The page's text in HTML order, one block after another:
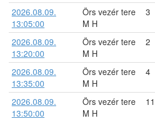
2026.08.09.
13:05:00
Örs vezér tere
M H
3
2026.08.09.
13:20:00
Örs vezér tere
M H
2
2026.08.09.
13:35:00
Örs vezér tere
M H
4
2026.08.09.
13:50:00
Örs vezér tere
M H
11